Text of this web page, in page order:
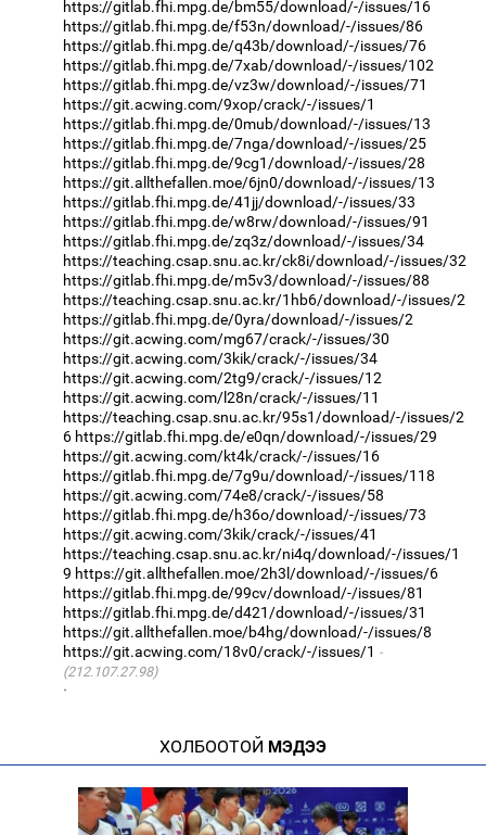
https://gitlab.fhi.mpg.de/bm55/download/-/issues/16
https://gitlab.fhi.mpg.de/f53n/download/-/issues/86
https://gitlab.fhi.mpg.de/q43b/download/-/issues/76
https://gitlab.fhi.mpg.de/7xab/download/-/issues/102
https://gitlab.fhi.mpg.de/vz3w/download/-/issues/71
https://git.acwing.com/9xop/crack/-/issues/1
https://gitlab.fhi.mpg.de/0mub/download/-/issues/13
https://gitlab.fhi.mpg.de/7nga/download/-/issues/25
https://gitlab.fhi.mpg.de/9cg1/download/-/issues/28
https://git.allthefallen.moe/6jn0/download/-/issues/13
https://gitlab.fhi.mpg.de/41jj/download/-/issues/33
https://gitlab.fhi.mpg.de/w8rw/download/-/issues/91
https://gitlab.fhi.mpg.de/zq3z/download/-/issues/34
https://teaching.csap.snu.ac.kr/ck8i/download/-/issues/32
https://gitlab.fhi.mpg.de/m5v3/download/-/issues/88
https://teaching.csap.snu.ac.kr/1hb6/download/-/issues/2
https://gitlab.fhi.mpg.de/0yra/download/-/issues/2
https://git.acwing.com/mg67/crack/-/issues/30
https://git.acwing.com/3kik/crack/-/issues/34
https://git.acwing.com/2tg9/crack/-/issues/12
https://git.acwing.com/l28n/crack/-/issues/11
https://teaching.csap.snu.ac.kr/95s1/download/-/issues/2
6 https://gitlab.fhi.mpg.de/e0qn/download/-/issues/29
https://git.acwing.com/kt4k/crack/-/issues/16
https://gitlab.fhi.mpg.de/7g9u/download/-/issues/118
https://git.acwing.com/74e8/crack/-/issues/58
https://gitlab.fhi.mpg.de/h36o/download/-/issues/73
https://git.acwing.com/3kik/crack/-/issues/41
https://teaching.csap.snu.ac.kr/ni4q/download/-/issues/1
9 https://git.allthefallen.moe/2h3l/download/-/issues/6
https://gitlab.fhi.mpg.de/99cv/download/-/issues/81
https://gitlab.fhi.mpg.de/d421/download/-/issues/31
https://git.allthefallen.moe/b4hg/download/-/issues/8
https://git.acwing.com/18v0/crack/-/issues/1
(212.107.27.98)
·
ХОЛБООТОЙ МЭДЭЭ